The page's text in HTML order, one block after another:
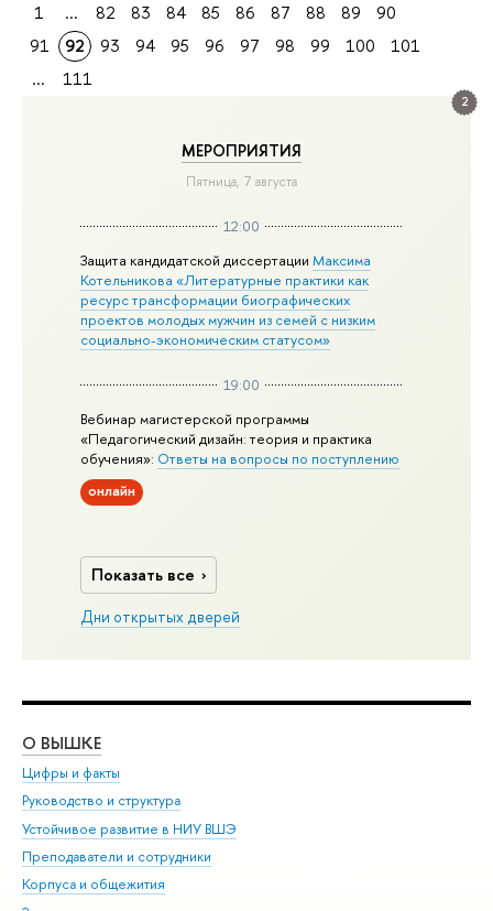
2
МЕРОПРИЯТИЯ
Пятница, 7 августа
12:00
Защита кандидатской диссертацииМаксима
Котельникова «Литературные практики как
ресурс трансформации биографических
проектов молодых мужчин из семей с низким
социально-экономическим статусом»
19:00
Вебинар магистерской программы
«Педагогический дизайн: теория и практика
обучения»: Ответы на вопросы по поступлению
онлайн
Показать все
Дни открытых дверей
1 ... 82 83 84 85 86 87 88 89
90
91
92 93 94 95 96 97 98 99 100
101
...
111
О ВЫШКЕ
Цифры и факты
Руководство и структура
Устойчивое развитие в НИУ ВШЭ
Преподаватели и сотрудники
Корпуса и общежития